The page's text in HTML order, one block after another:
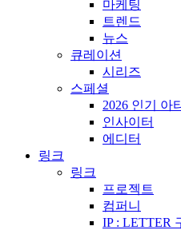
마케팅
트렌드
뉴스
큐레이션
시리즈
스페셜
2026 인기 아
인사이터
에디터
링크
링크
프로젝트
컴퍼니
IP : LETTER